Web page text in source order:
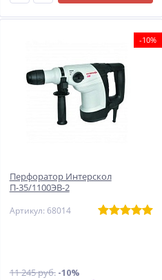
-10%
Перфоратор Интерскол
П-35/1100ЭВ-2
Артикул: 68014
11 245 руб.-10%